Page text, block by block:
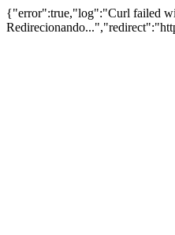
{"error":true,"log":"Curl failed